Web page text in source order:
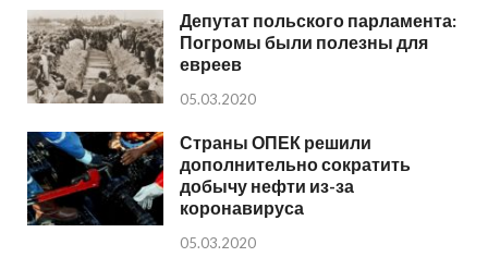
Депутат польского парламента:
Погромы были полезны для
евреев
05.03.2020
Страны ОПЕК решили
дополнительно сократить
добычу нефти из-за
коронавируса
05.03.2020